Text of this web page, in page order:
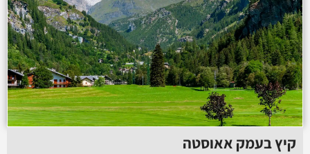
קיץ בעמק אאוסטה